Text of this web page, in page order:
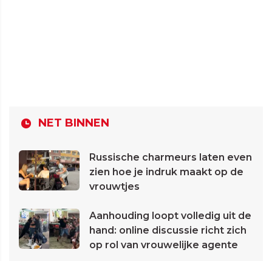
NET BINNEN
Russische charmeurs laten even
zien hoe je indruk maakt op de
vrouwtjes
Aanhouding loopt volledig uit de
hand: online discussie richt zich
op rol van vrouwelijke agente